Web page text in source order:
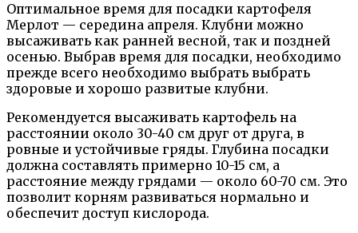
Оптимальное время для посадки картофеля
Мерлот — середина апреля. Клубни можно
высаживать как ранней весной, так и поздней
осенью. Выбрав время для посадки, необходимо
прежде всего необходимо выбрать выбрать
здоровые и хорошо развитые клубни.
Рекомендуется высаживать картофель на
расстоянии около 30-40 см друг от друга, в
ровные и устойчивые гряды. Глубина посадки
должна составлять примерно 10-15 см, а
расстояние между грядами — около 60-70 см. Это
позволит корням развиваться нормально и
обеспечит доступ кислорода.